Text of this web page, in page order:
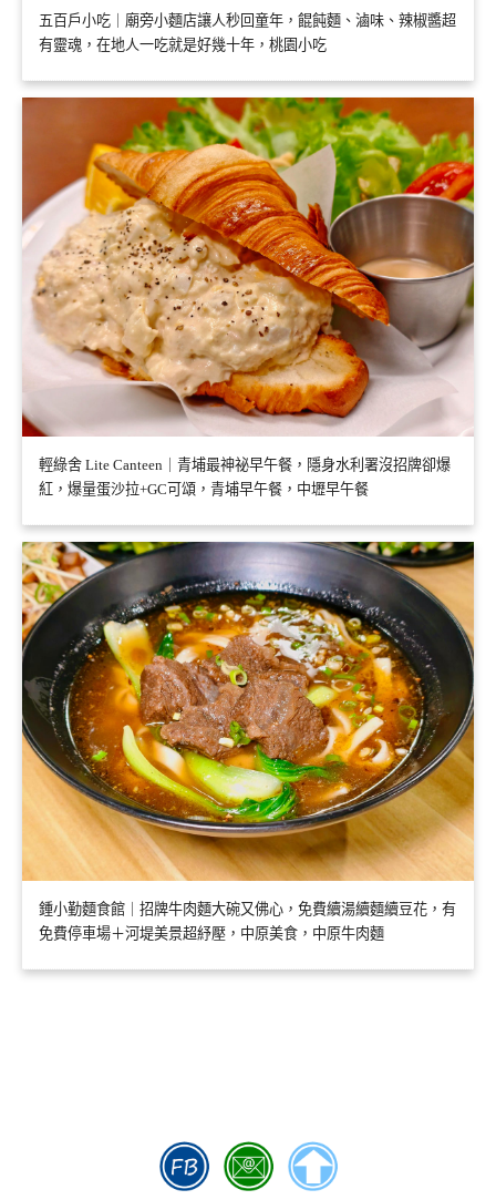
五百戶小吃｜廟旁小麵店讓人秒回童年，餛飩麵、滷味、辣椒醬超
有靈魂，在地人一吃就是好幾十年，桃園小吃
輕綠舍 Lite Canteen｜青埔最神祕早午餐，隱身水利署沒招牌卻爆
紅，爆量蛋沙拉+GC可頌，青埔早午餐，中壢早午餐
鍾小勤麵食館｜招牌牛肉麵大碗又佛心，免費續湯續麵續豆花，有
免費停車場＋河堤美景超紓壓，中原美食，中原牛肉麵